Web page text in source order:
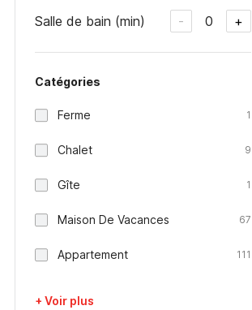
Salle de bain (min) - 0 +
Catégories
Ferme 1
Chalet 9
Gîte 1
Maison De Vacances 67
Appartement 111
+ Voir plus